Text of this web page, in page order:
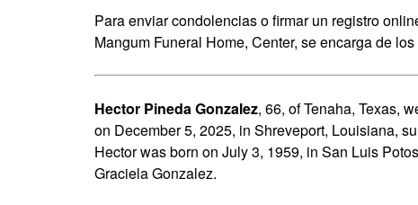
Para enviar condolencias o firmar un registro
Mangum Funeral Home, Center, se encarga de
Hector Pineda Gonzalez, 66, of Tenaha, Texas,
on December 5, 2025, in Shreveport, Louisiana,
Hector was born on July 3, 1959, in San Luis
Graciela Gonzalez.